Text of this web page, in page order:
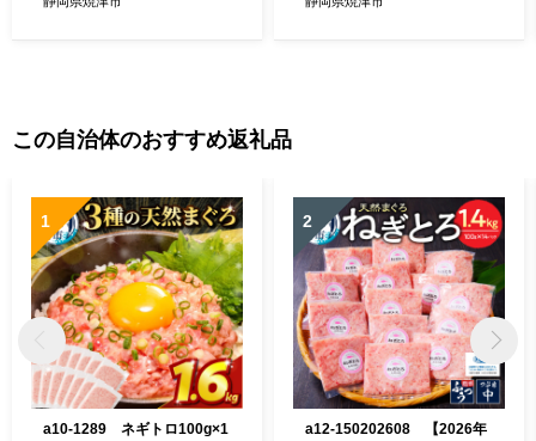
この自治体のおすすめ返礼品
1
a10-1289 ネギトロ100g×1
2
a12-150202608 【2026年